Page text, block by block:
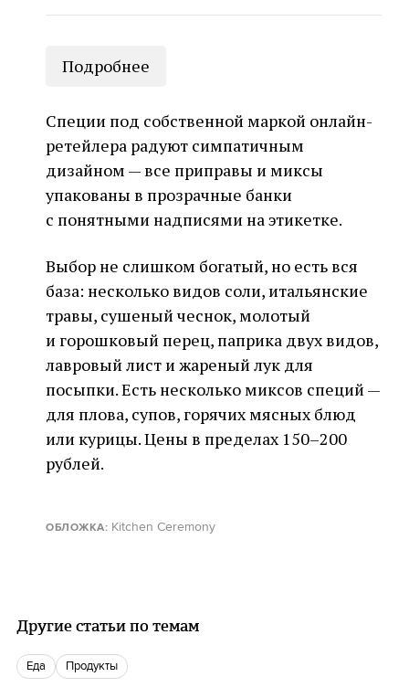
Подробнее
Специи под собственной маркой онлайн-
ретейлера радуют симпатичным
дизайном — все приправы и миксы
упакованы в прозрачные банки
с понятными надписями на этикетке.
Выбор не слишком богатый, но есть вся
база: несколько видов соли, итальянские
травы, сушеный чеснок, молотый
и горошковый перец, паприка двух видов,
лавровый лист и жареный лук для
посыпки. Есть несколько миксов специй —
для плова, супов, горячих мясных блюд
или курицы. Цены в пределах 150–200
рублей.
ОБЛОЖКА: Kitchen Ceremony
Другие статьи по темам
еда продукты